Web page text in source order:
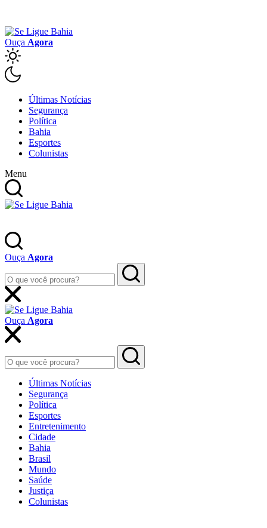
Ouça Agora
Últimas Notícias
Segurança
Política
Bahia
Esportes
Colunistas
Menu
Ouça Agora
Ouça Agora
Últimas Notícias
Segurança
Política
Esportes
Entretenimento
Cidade
Bahia
Brasil
Mundo
Saúde
Justiça
Colunistas